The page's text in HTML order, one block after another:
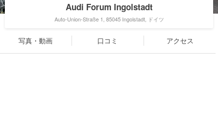
Audi Forum Ingolstadt
Auto-Union-Straße 1, 85045 Ingolstadt, ドイツ
写真・動画 口コミ アクセス